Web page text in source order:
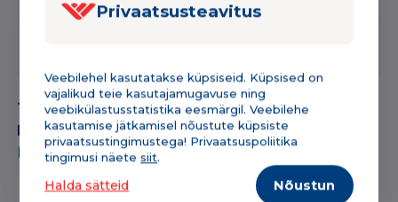
Privaatsusteavitus
Veebilehel kasutatakse küpsiseid. Küpsised on
vajalikud teie kasutajamugavuse ning
veebikülastusstatistika eesmärgil. Veebilehe
kasutamise jätkamisel nõustute küpsiste
privaatsustingimustega! Privaatsuspoliitika
tingimusi näetesiit.
Halda sätteid Nõustun
Kogus
Toonerikassett
Pantum
DL-
425
BK
must
Tükihind
Tootekood: 153NNDL425
Kategooria: Trumlisõlmed
Bränd:Pantum